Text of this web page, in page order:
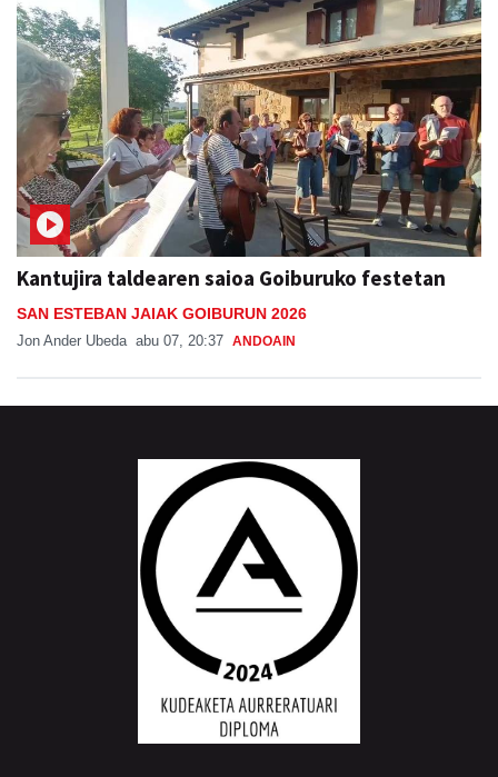
Kantujira taldearen saioa Goiburuko festetan
SAN ESTEBAN JAIAK GOIBURUN 2026
Jon Ander Ubeda abu 07, 20:37 ANDOAIN